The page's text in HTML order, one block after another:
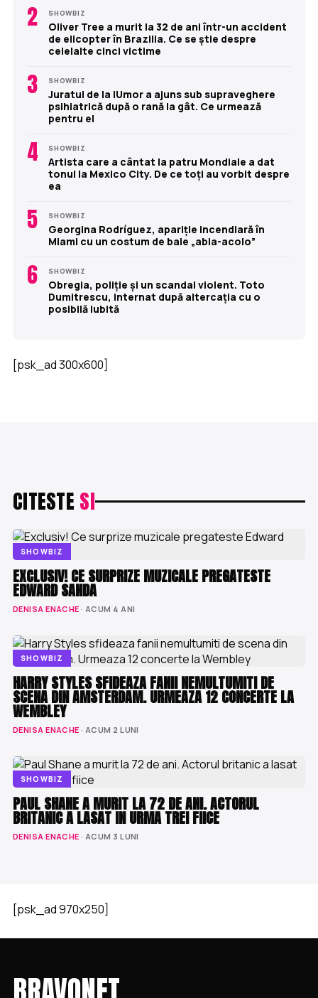
2 SHOWBIZ
Oliver Tree a murit la 32 de ani într-un accident
de elicopter în Brazilia. Ce se știe despre
celelalte cinci victime
3 SHOWBIZ
Juratul de la iUmor a ajuns sub supraveghere
psihiatrică după o rană la gât. Ce urmează
pentru el
4 SHOWBIZ
Artista care a cântat la patru Mondiale a dat
tonul la Mexico City. De ce toți au vorbit despre
ea
5 SHOWBIZ
Georgina Rodríguez, apariție incendiară în
Miami cu un costum de baie „abia-acolo”
6 SHOWBIZ
Obregia, poliție și un scandal violent. Toto
Dumitrescu, internat după altercația cu o
posibilă iubită
[psk_ad 300x600]
CITESTE SI
SHOWBIZ
EXCLUSIV! CE SURPRIZE MUZICALE PREGATESTE
EDWARD SANDA
DENISA ENACHE · ACUM 4 ANI
SHOWBIZ
HARRY STYLES SFIDEAZA FANII NEMULTUMITI DE
SCENA DIN AMSTERDAM. URMEAZA 12 CONCERTE LA
WEMBLEY
DENISA ENACHE · ACUM 2 LUNI
SHOWBIZ
PAUL SHANE A MURIT LA 72 DE ANI. ACTORUL
BRITANIC A LASAT IN URMA TREI FIICE
DENISA ENACHE · ACUM 3 LUNI
[psk_ad 970x250]